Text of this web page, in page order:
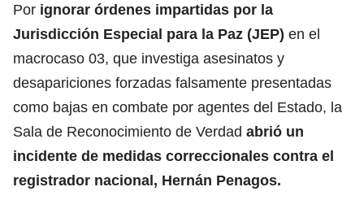
Por ignorar órdenes impartidas por la
Jurisdicción Especial para la Paz (JEP) en el
macrocaso 03, que investiga asesinatos y
desapariciones forzadas falsamente presentadas
como bajas en combate por agentes del Estado, la
Sala de Reconocimiento de Verdad abrió un
incidente de medidas correccionales contra el
registrador nacional, Hernán Penagos.